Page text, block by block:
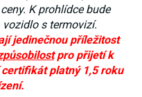
K prohlídce bude
s termovizí.
jedinečnou příležitost
pro přijetí k
platný 1,5 roku
třetích subjektů.
Díky tomu můžeme
vytvářet profily
založené na Vašich
zájmech, tak zvané
pseudonymizované
profily. Na základě
těchto informací
není zpravidla